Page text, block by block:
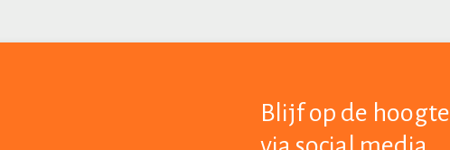
Blijf op de hoogte